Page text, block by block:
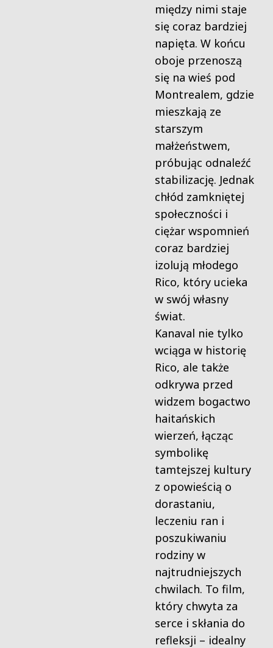
między nimi staje
się coraz bardziej
napięta. W końcu
oboje przenoszą
się na wieś pod
Montrealem, gdzie
mieszkają ze
starszym
małżeństwem,
próbując odnaleźć
stabilizację. Jednak
chłód zamkniętej
społeczności i
ciężar wspomnień
coraz bardziej
izolują młodego
Rico, który ucieka
w swój własny
świat.
Kanaval nie tylko
wciąga w historię
Rico, ale także
odkrywa przed
widzem bogactwo
haitańskich
wierzeń, łącząc
symbolikę
tamtejszej kultury
z opowieścią o
dorastaniu,
leczeniu ran i
poszukiwaniu
rodziny w
najtrudniejszych
chwilach. To film,
który chwyta za
serce i skłania do
refleksji – idealny